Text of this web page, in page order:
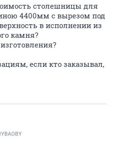
столешницы для
4400мм с вырезом под
в исполнении из
камня?
если кто заказывал,